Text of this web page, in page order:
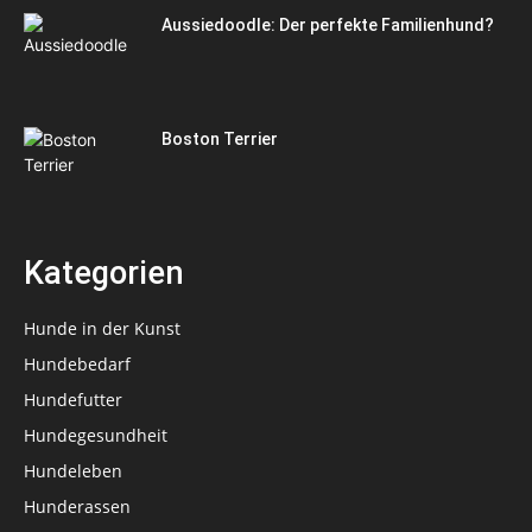
Aussiedoodle: Der perfekte Familienhund?
Boston Terrier
Kategorien
Hunde in der Kunst
Hundebedarf
Hundefutter
Hundegesundheit
Hundeleben
Hunderassen